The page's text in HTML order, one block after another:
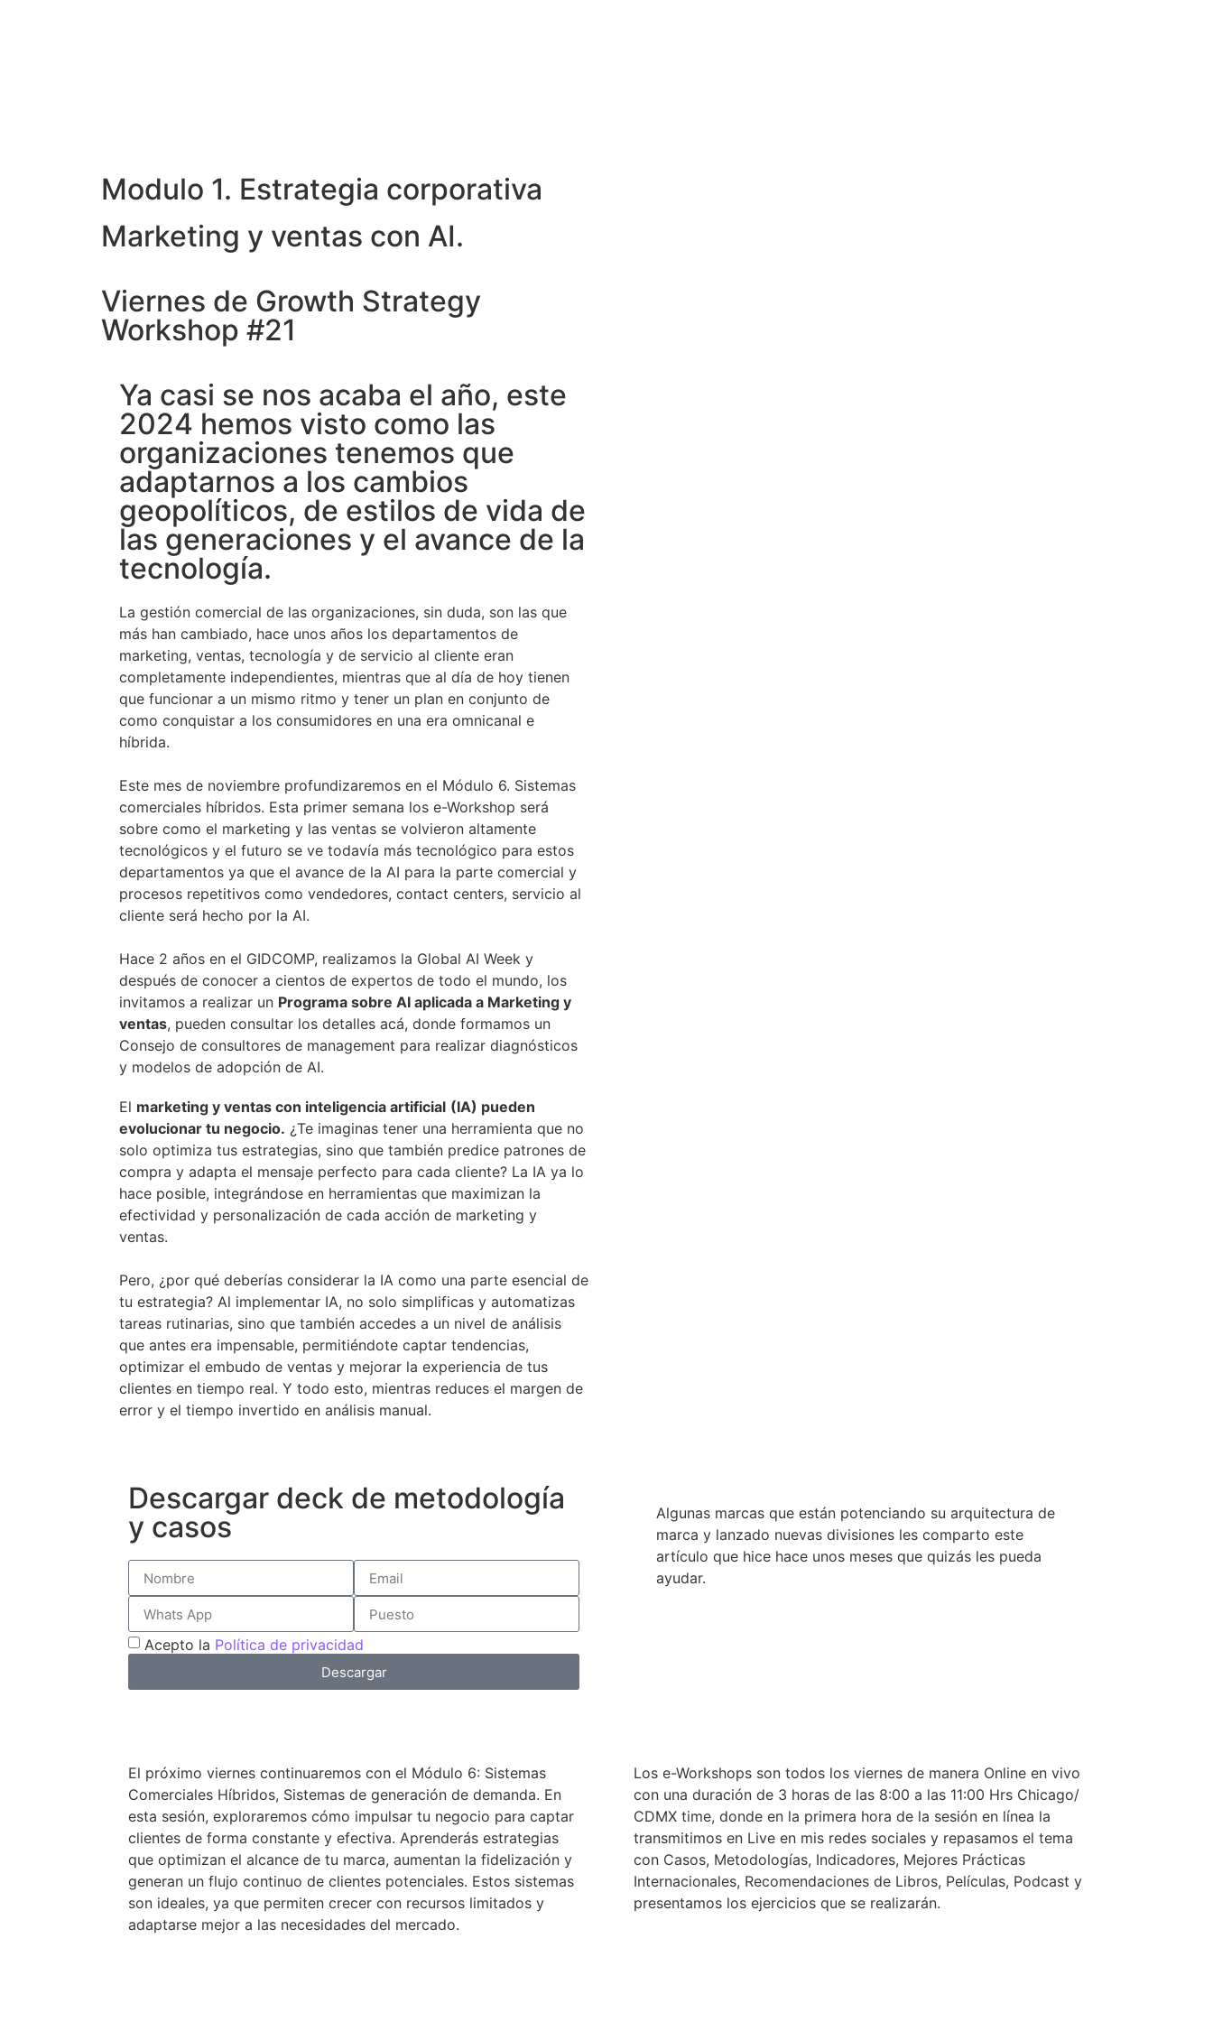
Modulo 1. Estrategia corporativa
Marketing y ventas con AI.
Viernes de Growth Strategy
Workshop #21
Ya casi se nos acaba el año, este
2024 hemos visto como las
organizaciones tenemos que
adaptarnos a los cambios
geopolíticos, de estilos de vida de
las generaciones y el avance de la
tecnología.
La gestión comercial de las organizaciones, sin duda, son las que
más han cambiado, hace unos años los departamentos de
marketing, ventas, tecnología y de servicio al cliente eran
completamente independientes, mientras que al día de hoy tienen
que funcionar a un mismo ritmo y tener un plan en conjunto de
como conquistar a los consumidores en una era omnicanal e
híbrida.
Este mes de noviembre profundizaremos en el Módulo 6. Sistemas
comerciales híbridos. Esta primer semana los e-Workshop será
sobre como el marketing y las ventas se volvieron altamente
tecnológicos y el futuro se ve todavía más tecnológico para estos
departamentos ya que el avance de la AI para la parte comercial y
procesos repetitivos como vendedores, contact centers, servicio al
cliente será hecho por la AI.
Hace 2 años en el GIDCOMP, realizamos la Global AI Week y
después de conocer a cientos de expertos de todo el mundo, los
invitamos a realizar un Programa sobre AI aplicada a Marketing y
ventas, pueden consultar los detalles acá, donde formamos un
Consejo de consultores de management para realizar diagnósticos
y modelos de adopción de AI.
El marketing y ventas con inteligencia artificial (IA) pueden
evolucionar tu negocio. ¿Te imaginas tener una herramienta que no
solo optimiza tus estrategias, sino que también predice patrones de
compra y adapta el mensaje perfecto para cada cliente? La IA ya lo
hace posible, integrándose en herramientas que maximizan la
efectividad y personalización de cada acción de marketing y
ventas.
Pero, ¿por qué deberías considerar la IA como una parte esencial de
tu estrategia? Al implementar IA, no solo simplificas y automatizas
tareas rutinarias, sino que también accedes a un nivel de análisis
que antes era impensable, permitiéndote captar tendencias,
optimizar el embudo de ventas y mejorar la experiencia de tus
clientes en tiempo real. Y todo esto, mientras reduces el margen de
error y el tiempo invertido en análisis manual.
Descargar deck de metodología
y casos
Acepto la Política de privacidad
Descargar
Algunas marcas que están potenciando su arquitectura de
marca y lanzado nuevas divisiones les comparto este
artículo que hice hace unos meses que quizás les pueda
ayudar.
El próximo viernes continuaremos con el Módulo 6: Sistemas
Comerciales Híbridos, Sistemas de generación de demanda. En
esta sesión, exploraremos cómo impulsar tu negocio para captar
clientes de forma constante y efectiva. Aprenderás estrategias
que optimizan el alcance de tu marca, aumentan la fidelización y
generan un flujo continuo de clientes potenciales. Estos sistemas
son ideales, ya que permiten crecer con recursos limitados y
adaptarse mejor a las necesidades del mercado.
Los e-Workshops son todos los viernes de manera Online en vivo
con una duración de 3 horas de las 8:00 a las 11:00 Hrs Chicago/
CDMX time, donde en la primera hora de la sesión en línea la
transmitimos en Live en mis redes sociales y repasamos el tema
con Casos, Metodologías, Indicadores, Mejores Prácticas
Internacionales, Recomendaciones de Libros, Películas, Podcast y
presentamos los ejercicios que se realizarán.